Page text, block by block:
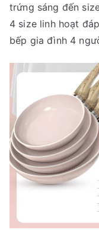
trứng sáng đến
4 size linh hoạt
bếp gia đình 4